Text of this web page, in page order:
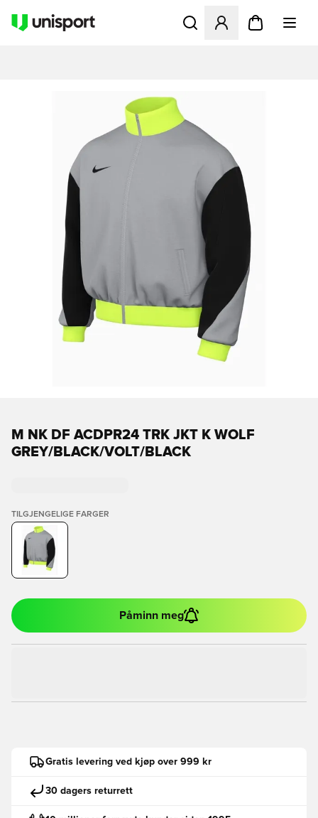
Åpner en Modal for å
M NK DF ACDPR24 TRK JKT K WOLF
GREY/BLACK/VOLT/BLACK
TILGJENGELIGE FARGER
Påminn meg
Gratis levering ved kjøp over 999 kr
30 dagers returrett